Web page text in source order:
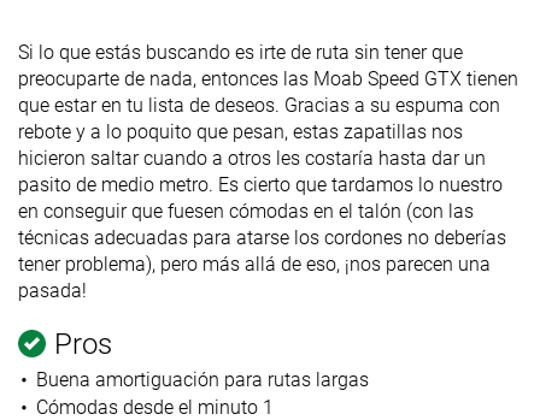
Si lo que estás buscando es irte de ruta sin tener que
preocuparte de nada, entonces las Moab Speed GTX tienen
que estar en tu lista de deseos. Gracias a su espuma con
rebote y a lo poquito que pesan, estas zapatillas nos
hicieron saltar cuando a otros les costaría hasta dar un
pasito de medio metro. Es cierto que tardamos lo nuestro
en conseguir que fuesen cómodas en el talón (con las
técnicas adecuadas para atarse los cordones no deberías
tener problema), pero más allá de eso, ¡nos parecen una
pasada!
Pros
Buena amortiguación para rutas largas
Cómodas desde el minuto 1